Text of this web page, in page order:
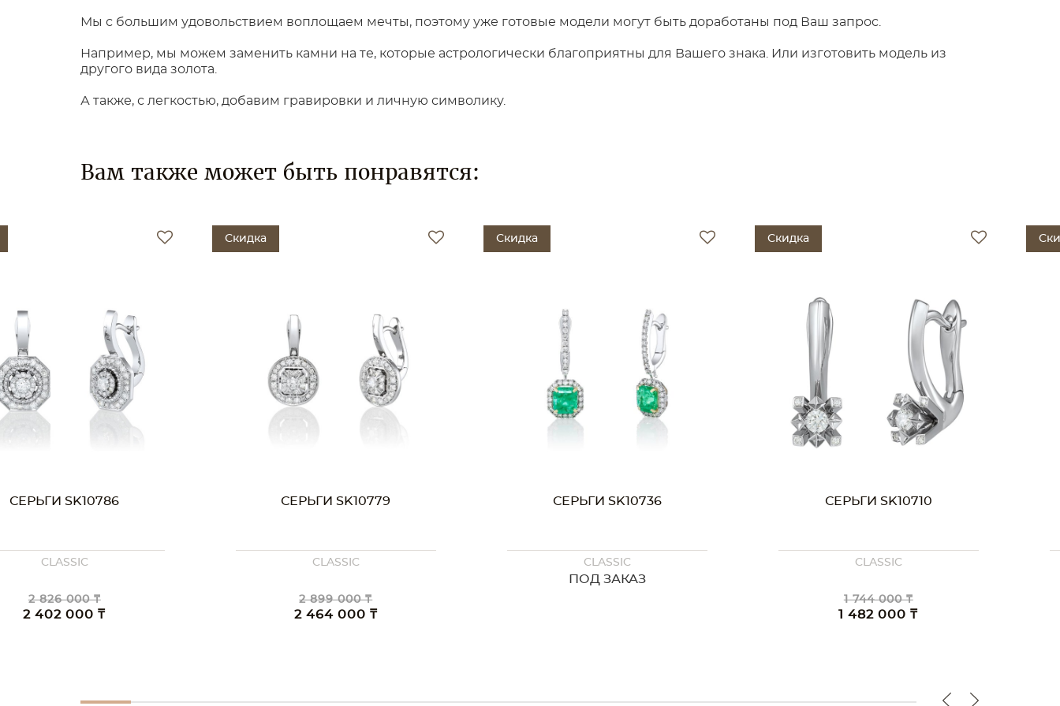
Мы с большим удовольствием воплощаем мечты, поэтому уже готовые модели могут быть доработаны под Ваш запрос.
Например, мы можем заменить камни на те, которые астрологически благоприятны для Вашего знака. Или изготовить модель из
другого вида золота.
А также, с легкостью, добавим гравировки и личную символику.
Вам также может быть понравятся:
СЕРЬГИ SK10786
CLASSIC
2 826 000 ₸
2 402 000 ₸
Скидка
СЕРЬГИ SK10779
CLASSIC
2 899 000 ₸
2 464 000 ₸
Скидка
СЕРЬГИ SK10736
CLASSIC
ПОД ЗАКАЗ
Скидка
СЕРЬГИ SK10710
CLASSIC
1 744 000 ₸
1 482 000 ₸